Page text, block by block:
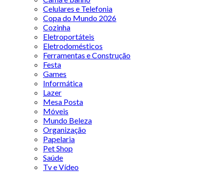
Celulares e Telefonia
Copa do Mundo 2026
Cozinha
Eletroportáteis
Eletrodomésticos
Ferramentas e Construção
Festa
Games
Informática
Lazer
Mesa Posta
Móveis
Mundo Beleza
Organização
Papelaria
Pet Shop
Saúde
Tv e Vídeo